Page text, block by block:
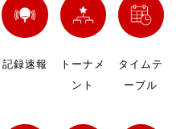
記録速報
トーナメ
ント
タイムテ
ーブル